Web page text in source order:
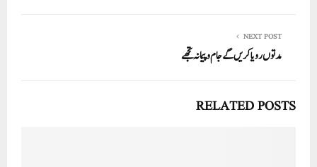
NEXT POST
مدتوں رویا کریں گے جام وپیمانہ تجھے
RELATED POSTS